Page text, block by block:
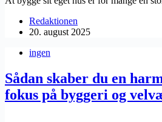
Redaktionen
20. august 2025
ingen
Sådan skaber du en
fokus på byggeri og